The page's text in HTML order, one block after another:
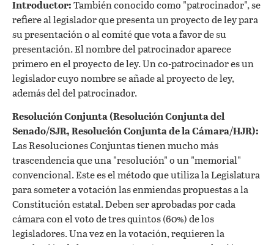
Introductor:También conocido como "patrocinador", se
refiere al legislador que presenta un proyecto de ley para
su presentación o al comité que vota a favor de su
presentación. El nombre del patrocinador aparece
primero en el proyecto de ley. Un co-patrocinador es un
legislador cuyo nombre se añade al proyecto de ley,
además del del patrocinador.
Resolución Conjunta (Resolución Conjunta del
Senado/SJR, Resolución Conjunta de la Cámara/HJR):
Las Resoluciones Conjuntas tienen mucho más
trascendencia que una "resolución" o un "memorial"
convencional. Este es el método que utiliza la Legislatura
para someter a votación las enmiendas propuestas a la
Constitución estatal. Deben ser aprobadas por cada
cámara con el voto de tres quintos (60%) de los
legisladores. Una vez en la votación, requieren la